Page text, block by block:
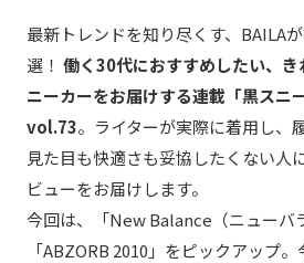
最新トレンドを知り尽くす、BAILA
選！ 働く30代におすすめしたい、
ニーカーをお届けする連載「黒スニ
vol.73。ライターが実際に着用し、
見た目も快適さも妥協したくない人
ビューをお届けします。
今回は、「New Balance（ニューバ
「ABZORB 2010」をピックアップ